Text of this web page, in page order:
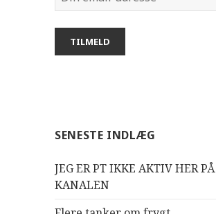
SENESTE INDLÆG
JEG ER PT IKKE AKTIV HER PÅ
KANALEN